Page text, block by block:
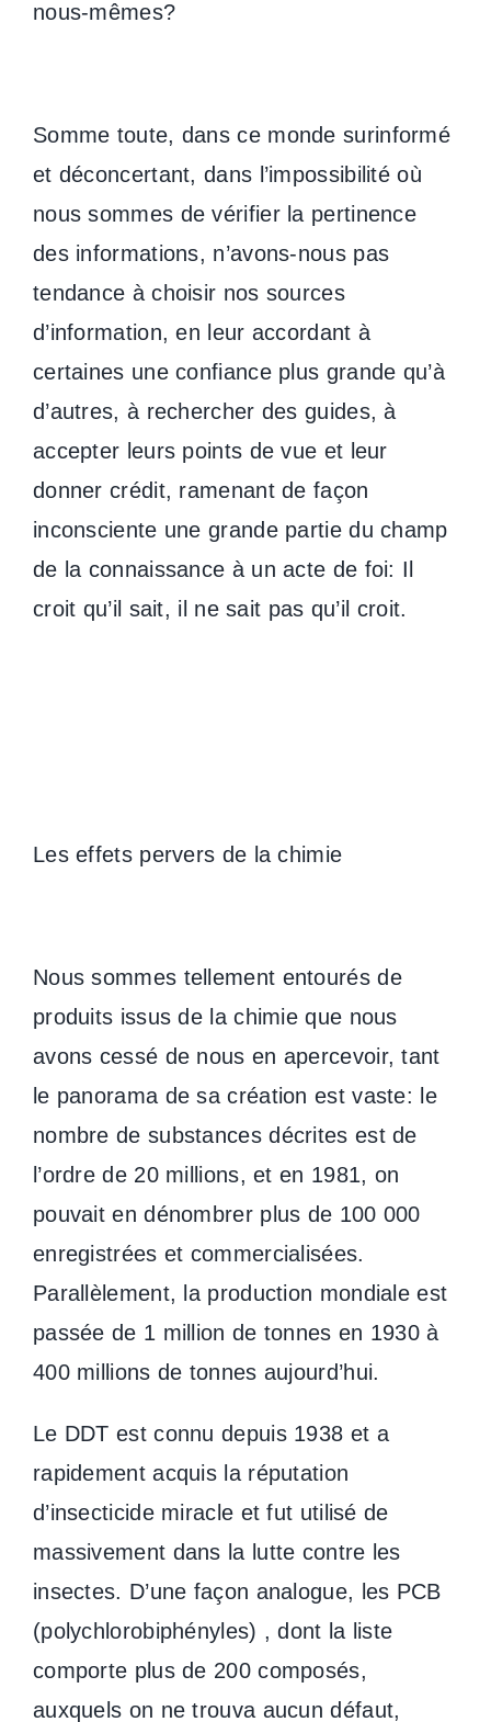
nous-mêmes?
Somme toute, dans ce monde surinformé
et déconcertant, dans l’impossibilité où
nous sommes de vérifier la pertinence
des informations, n’avons-nous pas
tendance à choisir nos sources
d’information, en leur accordant à
certaines une confiance plus grande qu’à
d’autres, à rechercher des guides, à
accepter leurs points de vue et leur
donner crédit, ramenant de façon
inconsciente une grande partie du champ
de la connaissance à un acte de foi: Il
croit qu’il sait, il ne sait pas qu’il croit.
Les effets pervers de la chimie
Nous sommes tellement entourés de
produits issus de la chimie que nous
avons cessé de nous en apercevoir, tant
le panorama de sa création est vaste: le
nombre de substances décrites est de
l’ordre de 20 millions, et en 1981, on
pouvait en dénombrer plus de 100 000
enregistrées et commercialisées.
Parallèlement, la production mondiale est
passée de 1 million de tonnes en 1930 à
400 millions de tonnes aujourd’hui.
Le DDT est connu depuis 1938 et a
rapidement acquis la réputation
d’insecticide miracle et fut utilisé de
massivement dans la lutte contre les
insectes. D’une façon analogue, les PCB
(polychlorobiphényles) , dont la liste
comporte plus de 200 composés,
auxquels on ne trouva aucun défaut,